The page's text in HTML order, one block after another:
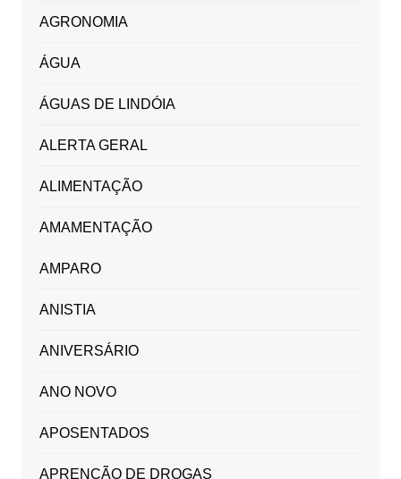
AGRONOMIA
ÁGUA
ÁGUAS DE LINDÓIA
ALERTA GERAL
ALIMENTAÇÃO
AMAMENTAÇÃO
AMPARO
ANISTIA
ANIVERSÁRIO
ANO NOVO
APOSENTADOS
APRENÇÃO DE DROGAS